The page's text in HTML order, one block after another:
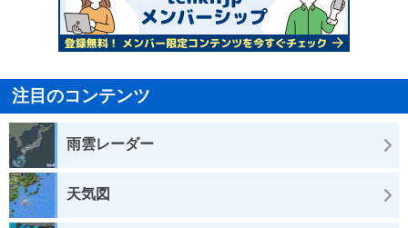
注目のコンテンツ
雨雲レーダー
天気図